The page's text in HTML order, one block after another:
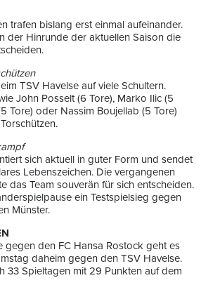
trafen bislang erst einmal aufeinander.
der Hinrunde der aktuellen Saison die
TSV Havelse auf viele Schultern.
John Posselt (6 Tore), Marko Ilic (5
Tore) oder Nassim Boujellab (5 Tore)
sich aktuell in guter Form und sendet
Lebenszeichen. Die vergangenen
das Team souverän für sich entscheiden.
ein Testspielsieg gegen
Münster.
gegen den FC Hansa Rostock geht es
daheim gegen den TSV Havelse.
33 Spieltagen mit 29 Punkten auf dem